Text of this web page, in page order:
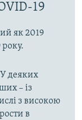
19
як 2019
деяких
– із
з високою
в